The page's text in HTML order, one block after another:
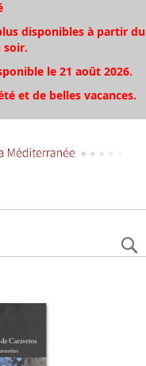
disponibles à partir du
soir.
le 21 août 2026.
et de belles vacances.